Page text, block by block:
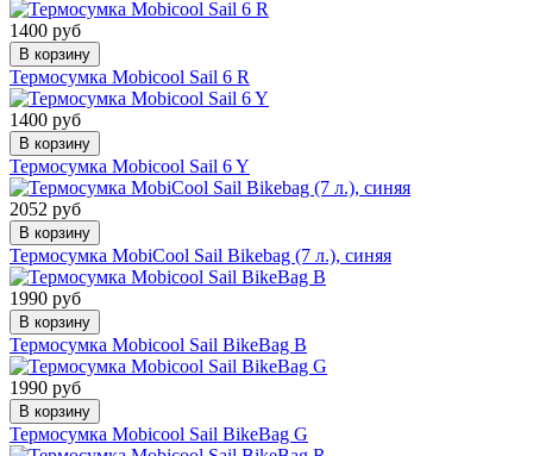
1400 руб
В корзину
Термосумка Mobicool Sail 6 R
1400 руб
В корзину
Термосумка Mobicool Sail 6 Y
2052 руб
В корзину
Термосумка MobiCool Sail Bikebag (7 л.), синяя
1990 руб
В корзину
Термосумка Mobicool Sail BikeBag B
1990 руб
В корзину
Термосумка Mobicool Sail BikeBag G